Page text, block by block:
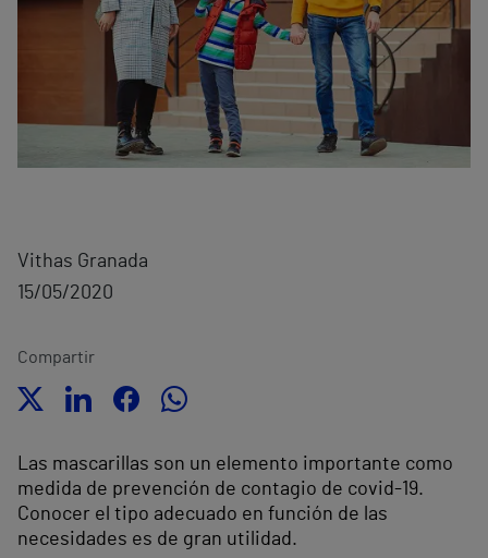
Vithas Granada
15/05/2020
Compartir
Las mascarillas son un elemento importante como
medida de prevención de contagio de covid-19.
Conocer el tipo adecuado en función de las
necesidades es de gran utilidad.